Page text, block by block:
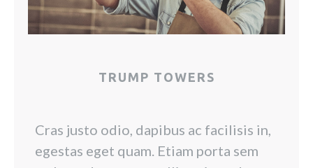
TRUMP TOWERS
Cras justo odio, dapibus ac facilisis in,
egestas eget quam. Etiam porta sem